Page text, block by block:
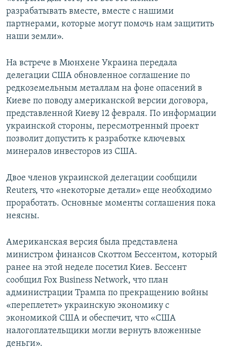
разрабатывать вместе, вместе с нашими
партнерами, которые могут помочь нам защитить
наши земли».
На встрече в Мюнхене Украина передала
делегации США обновленное соглашение по
редкоземельным металлам на фоне опасений в
Киеве по поводу американской версии договора,
представленной Киеву 12 февраля. По информации
украинской стороны, пересмотренный проект
позволит допустить к разработке ключевых
минералов инвесторов из США.
Двое членов украинской делегации сообщили
Reuters, что «некоторые детали» еще необходимо
проработать. Основные моменты соглашения пока
неясны.
Американская версия была представлена
министром финансов Скоттом Бессентом, который
ранее на этой неделе посетил Киев. Бессент
сообщил Fox Business Network, что план
администрации Трампа по прекращению войны
«переплетет» украинскую экономику с
экономикой США и обеспечит, что «США
налогоплательщики могли вернуть вложенные
деньги».